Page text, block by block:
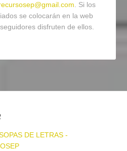
. Si los
se colocarán en la web
disfruten de ellos.
DE LETRAS -